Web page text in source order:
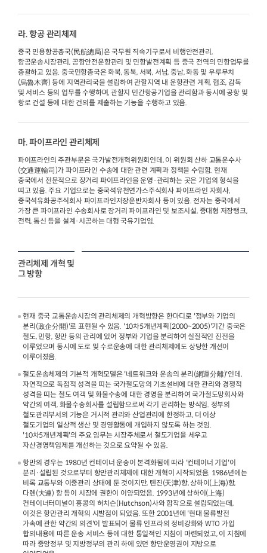
라. 항공 관리체제
중국 민용항공총국(民航總局)은 국무원 직속기구로서 비행안전관리,
항공운송시장관리, 공항안전운항관리 및 민항발전계획 등 중국 전역의 민항업무를
총괄하고 있음. 중국민항총국은 화북, 동북, 서북, 서남, 중남, 화동 및 우루무치
(烏魯木齊) 등에 지역관리국을 설립하여 관할지역 내 운항관련 계획, 협조, 감독
및 서비스 등의 업무를 수행하며, 관할지 민간항공기업을 관리함과 동시에 공항 및
항로 건설 등에 대한 건의를 제출하는 기능을 수행하고 있음.
마. 파이프라인 관리체제
파이프라인의 주관부문은 국가발전개혁위원회인데, 이 위원회 산하 교통운수사
(交通運輸司)가 파이프라인 수송에 대한 관련 계획과 정책을 수립함. 현재
중국에서 전문적으로 장거리 파이프라인을 운영·관리하는 곳은 기업의 형식을
띠고 있음. 주요 기업으로는 중국석유천연가스주식회사 파이프라인 자회사,
중국석유화공주식회사 파이프라인저장운반자회사 등이 있음. 전자는 중국에서
가장 큰 파이프라인 수송회사로 장거리 파이프라인 및 보조시설, 중대형 저장탱크,
전력, 통신 등을 설계·시공하는 대형 국유기업임.
관리체제 개혁 및
그 방향
현재 중국 교통운송시장의 관리체제의 개혁방향은 한마디로 '정부와 기업의
분리(政企分開)'로 표현될 수 있음. '10차5개년계획(2000~2005)'기간 중국은
철도, 민항, 항만 등의 관리에 있어 정부와 기업을 분리하여 실질적인 진전을
이루었으며 동시에 도로 및 수로운송에 대한 관리체제에도 상당한 개선이
이루어졌음.
철도운송체제의 기본적 개혁모델은 '네트워크와 운송의 분리(網運分離)'인데,
자연적으로 독점적 성격을 띠는 국가철도망의 기초설비에 대한 관리와 경쟁적
성격을 띠는 철도 여객 및 화물수송에 대한 경영을 분리하여 국가철도망회사와
약간의 여객, 화물수송회사를 설립함으로써 각기 관리하는 방식임. 정부의
철도관리부서의 기능은 거시적 관리와 산업관리에 한정하고, 더 이상
철도기업의 일상적 생산 및 경영활동에 개입하지 않도록 하는 것임.
'10차5개년계획'의 주요 임무는 시장주체로서 철도기업을 세우고
자산경영책임제를 개선하는 것으로 요약될 수 있음.
항만의 경우는 1980년 컨테이너 운송이 본격화됨에 따라 '컨테이너 기업'이
분리·설립된 것으로부터 항만관리체제에 대한 개혁이 시작되었음. 1986년에는
비록 교통부와 이중관리 상태에 둔 것이지만, 톈진(天津)항, 상하이(上海)항,
다롄(大連) 항 등이 시장에 권한이 이양되었음. 1993년에 상하이(上海)
컨테이너터미널이 홍콩의 허치슨(Hutchson)사와 합작으로 설립되었는데,
이것은 항만관리 개혁의 시발점이 되었음. 또한 2001년에 '현대 물류발전
가속에 관한 약간의 의견'이 발표되어 물류 인프라의 정비강화와 WTO 가입
합의내용에 따른 운송 서비스 등에 대한 통일적인 지침이 마련되었고, 이 지침에
따라 중앙정부 및 지방정부의 관리 하에 있던 항만운영권이 지방으로